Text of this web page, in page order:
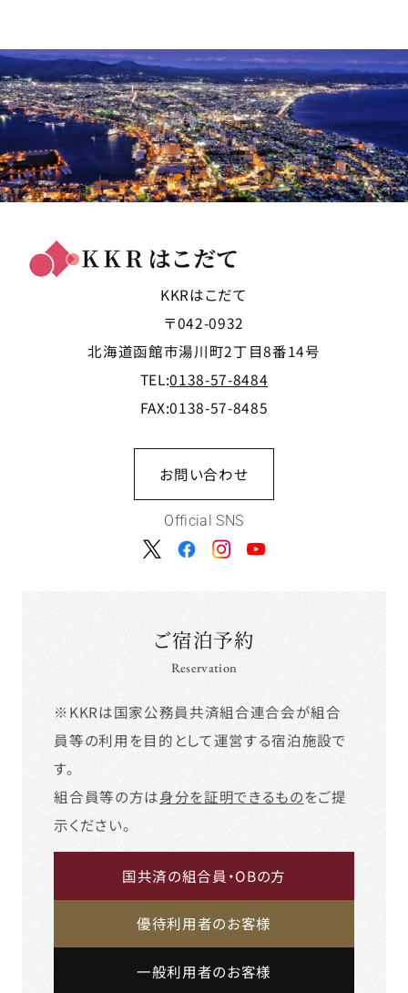
KKRはこだて
〒042-0932
北海道函館市湯川町2丁目8番14号
TEL:0138-57-8484
FAX:0138-57-8485
お問い合わせ
Official SNS
ご宿泊予約
Reservation
※KKRは国家公務員共済組合連合会が組合
員等の利用を目的として運営する宿泊施設で
す。
組合員等の方は身分を証明できるものをご提
示ください。
国共済の組合員・OBの方
優待利用者のお客様
一般利用者のお客様